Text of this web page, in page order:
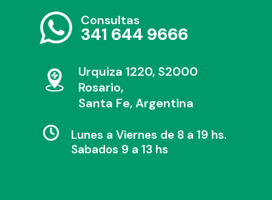
Consultas
341 644 9666
Urquiza 1220, S2000
Rosario,
Santa Fe, Argentina
Lunes a Viernes de 8 a 19 hs.
Sabados 9 a 13 hs